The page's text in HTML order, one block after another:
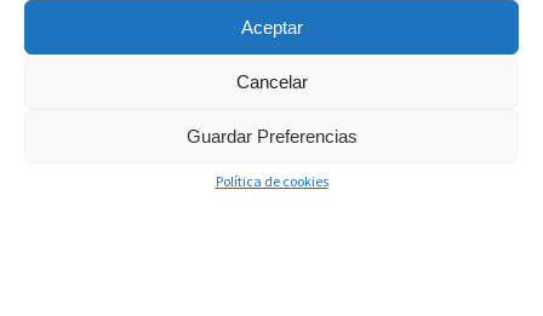
Aceptar
Cancelar
Guardar Preferencias
Política de cookies